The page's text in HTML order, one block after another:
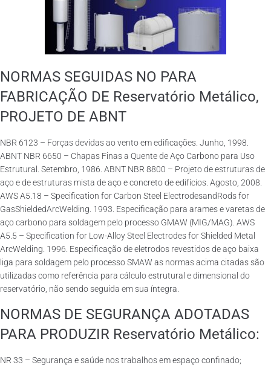
NORMAS SEGUIDAS NO PARA
FABRICAÇÃO DE Reservatório Metálico,
PROJETO DE ABNT
NBR 6123 – Forças devidas ao vento em edificações. Junho, 1998.
ABNT NBR 6650 – Chapas Finas a Quente de Aço Carbono para Uso
Estrutural. Setembro, 1986. ABNT NBR 8800 – Projeto de estruturas de
aço e de estruturas mista de aço e concreto de edifícios. Agosto, 2008.
AWS A5.18 – Specification for Carbon Steel ElectrodesandRods for
GasShieldedArcWelding. 1993. Especificação para arames e varetas de
aço carbono para soldagem pelo processo GMAW (MIG/MAG). AWS
A5.5 – Specification for Low-Alloy Steel Electrodes for Shielded Metal
ArcWelding. 1996. Especificação de eletrodos revestidos de aço baixa
liga para soldagem pelo processo SMAW as normas acima citadas são
utilizadas como referência para cálculo estrutural e dimensional do
reservatório, não sendo seguida em sua íntegra.
NORMAS DE SEGURANÇA ADOTADAS
PARA PRODUZIR Reservatório Metálico:
NR 33 – Segurança e saúde nos trabalhos em espaço confinado;